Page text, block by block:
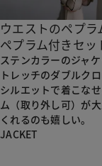
ウエストのペプ
ペプラム付きセッ
ステンカラーのジャ
トレッチのダブルクロ
シルエットで着こなせ
ム（取り外し可）が
くれるのも嬉しい。
JACKET